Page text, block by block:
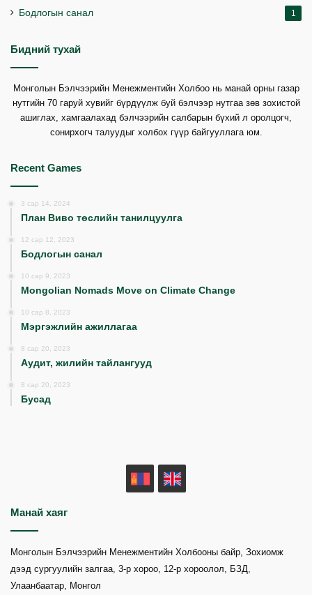
Бодлогын санал 1
Бидний тухай
Монголын Бэлчээрийн Менежментийн Холбоо нь манай орны газар
нутгийн 70 гаруй хувийг бүрдүүлж буй бэлчээр нутгаа зөв зохистой
ашиглах, хамгаалахад бэлчээрийн салбарын бүхий л оролцогч,
сонирхогч талуудыг холбох гүүр байгууллага юм.
Recent Games
3 сар 14, 2024
План Виво төслийн танилцуулга
12 сар 12, 2023
Бодлогын санал
10 сар 9, 2023
Mongolian Nomads Move on Climate Change
10 сар 8, 2023
Мэргэжлийн ажиллагаа
8 сар 20, 2023
Аудит, жилийн тайлангууд
8 сар 20, 2023
Бусад
MN
Манай хаяг
Монголын Бэлчээрийн Менежментийн Холбооны байр, Зохиомж
дээд сургуулийн залгаа, 3-р хороо, 12-р хороолол, БЗД,
Улаанбаатар, Монгол